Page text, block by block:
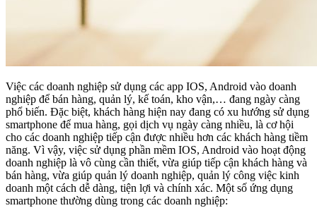
Việc các doanh nghiệp sử dụng các app IOS, Android vào doanh
nghiệp để bán hàng, quản lý, kế toán, kho vận,… đang ngày càng
phổ biến. Đặc biệt, khách hàng hiện nay đang có xu hướng sử dụng
smartphone để mua hàng, gọi dịch vụ ngày càng nhiều, là cơ hội
cho các doanh nghiệp tiếp cận được nhiều hơn các khách hàng tiềm
năng. Vì vậy, việc sử dụng phần mềm IOS, Android vào hoạt động
doanh nghiệp là vô cùng cần thiết, vừa giúp tiếp cận khách hàng và
bán hàng, vừa giúp quản lý doanh nghiệp, quản lý công việc kinh
doanh một cách dễ dàng, tiện lợi và chính xác. Một số ứng dụng
smartphone thường dùng trong các doanh nghiệp: